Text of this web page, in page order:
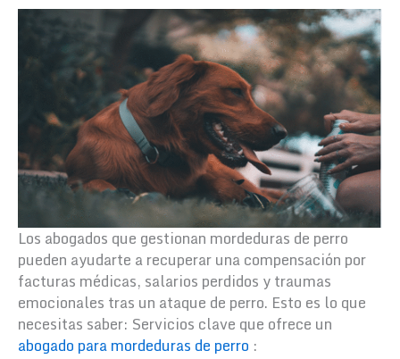
Los abogados que gestionan mordeduras de perro
pueden ayudarte a recuperar una compensación por
facturas médicas, salarios perdidos y traumas
emocionales tras un ataque de perro. Esto es lo que
necesitas saber: Servicios clave que ofrece un
abogado para mordeduras de perro :